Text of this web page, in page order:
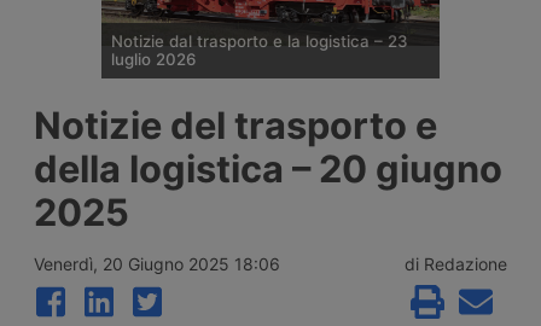
Notizie dal trasporto e la logistica – 23
luglio 2026
approva portacontainer nucleare –
Imbarcati 1.500 suv Lepas per l’Europa –
Mercitalia ottiene manovre ferroviarie a
Genova e Savona – Gls potenzia a Bolzano
Notizie del trasporto e
della logistica – 20 giugno
2025
Venerdì, 20 Giugno 2025 18:06 di Redazione